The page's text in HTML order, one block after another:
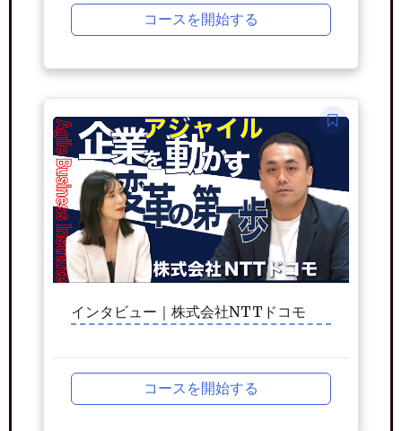
コースを開始する
インタビュー｜株式会社NTTドコモ
コースを開始する